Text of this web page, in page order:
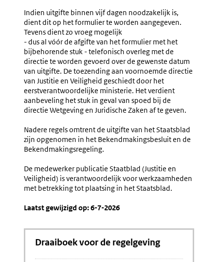
Indien uitgifte binnen vijf dagen noodzakelijk is,
dient dit op het formulier te worden aangegeven.
Tevens dient zo vroeg mogelijk
- dus al vóór de afgifte van het formulier met het
bijbehorende stuk - telefonisch overleg met de
directie te worden gevoerd over de gewenste datum
van uitgifte. De toezending aan voornoemde directie
van Justitie en Veiligheid geschiedt door het
eerstverantwoordelijke ministerie. Het verdient
aanbeveling het stuk in geval van spoed bij de
directie Wetgeving en Juridische Zaken af te geven.
Nadere regels omtrent de uitgifte van het Staatsblad
zijn opgenomen in het Bekendmakingsbesluit en de
Bekendmakingsregeling.
De medewerker publicatie Staatblad (Justitie en
Veiligheid) is verantwoordelijk voor werkzaamheden
met betrekking tot plaatsing in het Staatsblad.
Laatst gewijzigd op: 6-7-2026
Draaiboek voor de regelgeving